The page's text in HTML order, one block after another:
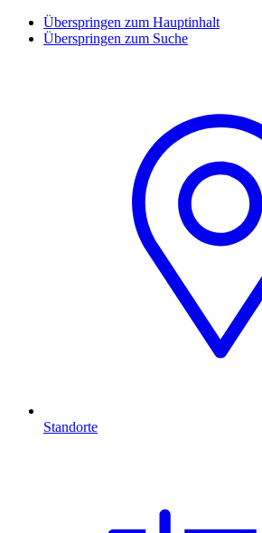
Überspringen zum Hauptinhalt
Überspringen zum Suche
Standorte